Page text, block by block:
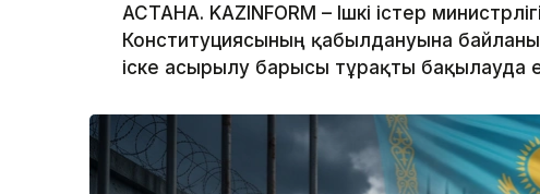
АСТАНА. KAZINFORM – Ішкі істер
Конституциясының қабылдануына
іске асырылу барысы тұрақты бақылауда